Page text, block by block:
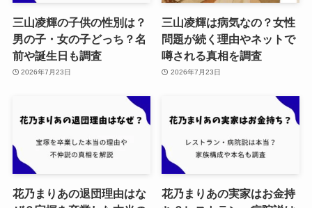
三山凌輝の子供の性別は？
男の子・女の子どっち？名
前や誕生日も調査
2026年7月23日
三山凌輝は病気なの？女性
問題が続く理由やネットで
噂される真相を調査
2026年7月23日
花乃まりあの退団理由はな
花乃まりあの実家はお金持